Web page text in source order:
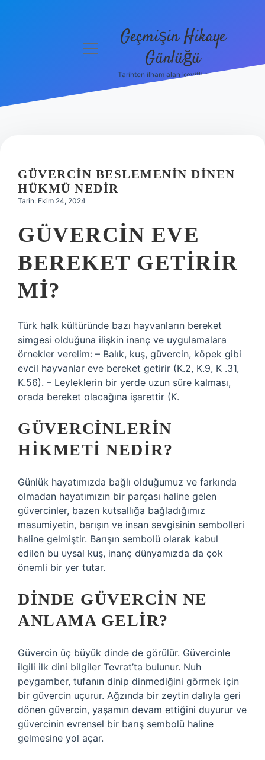
Hakkımızda
menüyü
Geçmişin Hikaye
Günlüğü
Tarihten ilham alan keyifli bilgiler!
GÜVERCIN BESLEMENIN DINEN
HÜKMÜ NEDIR
Tarih: Ekim 24, 2024
GÜVERCIN EVE
BEREKET GETIRIR
MI?
Türk halk kültüründe bazı hayvanların bereket
simgesi olduğuna ilişkin inanç ve uygulamalara
örnekler verelim: – Balık, kuş, güvercin, köpek gibi
evcil hayvanlar eve bereket getirir (K.2, K.9, K .31,
K.56). – Leyleklerin bir yerde uzun süre kalması,
orada bereket olacağına işarettir (K.
GÜVERCINLERIN
HIKMETI NEDIR?
Günlük hayatımızda bağlı olduğumuz ve farkında
olmadan hayatımızın bir parçası haline gelen
güvercinler, bazen kutsallığa bağladığımız
masumiyetin, barışın ve insan sevgisinin sembolleri
haline gelmiştir. Barışın sembolü olarak kabul
edilen bu uysal kuş, inanç dünyamızda da çok
önemli bir yer tutar.
DINDE GÜVERCIN NE
ANLAMA GELIR?
Güvercin üç büyük dinde de görülür. Güvercinle
ilgili ilk dini bilgiler Tevrat’ta bulunur. Nuh
peygamber, tufanın dinip dinmediğini görmek için
bir güvercin uçurur. Ağzında bir zeytin dalıyla geri
dönen güvercin, yaşamın devam ettiğini duyurur ve
güvercinin evrensel bir barış sembolü haline
gelmesine yol açar.